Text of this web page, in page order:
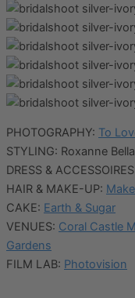
PHOTOGRAPHY: To
STYLING: Roxanne
DRESS &
HAIR & MAKE-UP:
CAKE: Earth & Sugar
VENUES: Coral Castle
Gardens
FILM LAB: Photovision